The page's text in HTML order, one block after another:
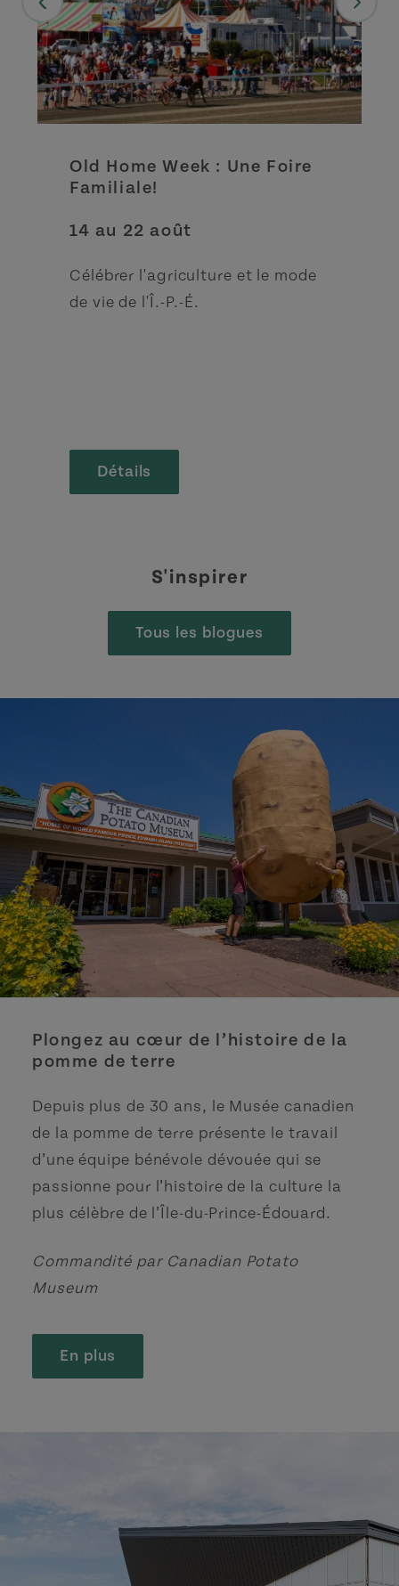
Old Home Week : Une Foire
Familiale!
14 au 22 août
Célébrer l'agriculture et le mode
de vie de l'Î.-P.-É.
Détails
S'inspirer
Tous les blogues
Plongez au cœur de l’histoire de la
pomme de terre
Depuis plus de 30 ans, le Musée canadien
de la pomme de terre présente le travail
d’une équipe bénévole dévouée qui se
passionne pour l’histoire de la culture la
plus célèbre de l’Île-du-Prince-Édouard.
Commandité par Canadian Potato
Museum
En plus